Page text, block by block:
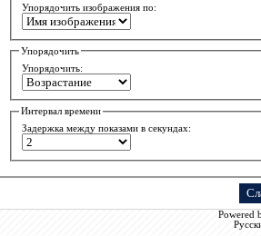
Упорядочить изображения по:
Упорядочить
Упорядочить:
Интервал времени
Задержка между показами в секундах:
Powered